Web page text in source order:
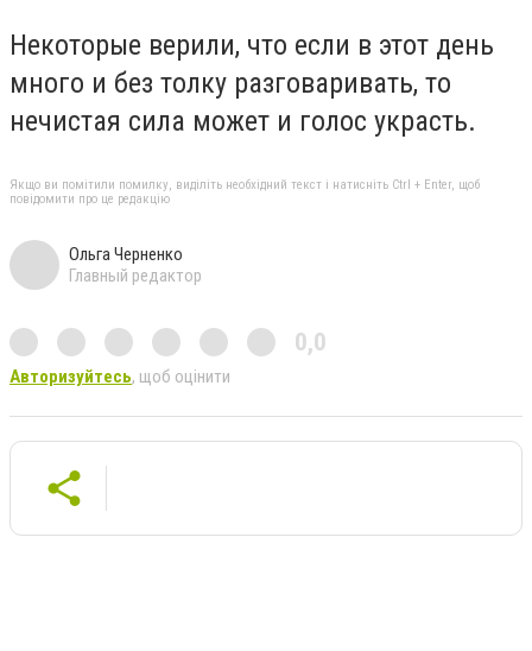
Некоторые верили, что если в этот день
много и без толку разговаривать, то
нечистая сила может и голос украсть.
Якщо ви помітили помилку, виділіть необхідний текст і натисніть Ctrl + Enter, щоб
повідомити про це редакцію
Ольга Черненко
Главный редактор
0,0
Авторизуйтесь, щоб оцінити